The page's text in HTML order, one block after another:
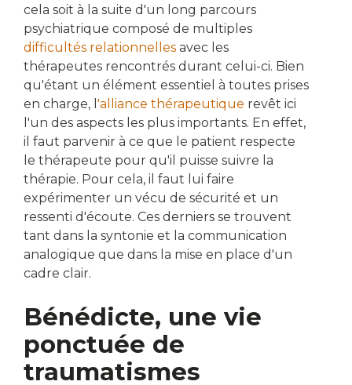
cela soit à la suite d'un long parcours
psychiatrique composé de multiples
difficultés relationnelles avec les
thérapeutes rencontrés durant celui-ci. Bien
qu'étant un élément essentiel à toutes prises
en charge, l 'alliance thérapeutique revêt ici
l'un des aspects les plus importants. En effet,
il faut parvenir à ce que le patient respecte
le thérapeute pour qu'il puisse suivre la
thérapie. Pour cela, il faut lui faire
expérimenter un vécu de sécurité et un
ressenti d'écoute. Ces derniers se trouvent
tant dans la syntonie et la communication
analogique que dans la mise en place d'un
cadre clair.
Bénédicte, une vie
ponctuée de
traumatismes